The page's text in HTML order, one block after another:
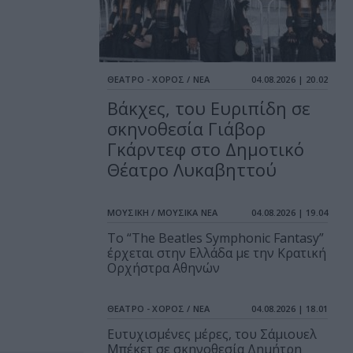
ΘΕΑΤΡΟ - ΧΟΡΟΣ / ΝΕΑ 04.08.2026 | 20.02
Βάκχες, του Ευριπίδη σε
σκηνοθεσία Γιάβορ
Γκάρντεφ στο Δημοτικό
Θέατρο Λυκαβηττού
ΜΟΥΣΙΚΗ / ΜΟΥΣΙΚΑ ΝΕΑ 04.08.2026 | 19.04
Το “The Beatles Symphonic Fantasy”
έρχεται στην Ελλάδα με την Κρατική
Ορχήστρα Αθηνών
ΘΕΑΤΡΟ - ΧΟΡΟΣ / ΝΕΑ 04.08.2026 | 18.01
Ευτυχισμένες μέρες, του Σάμιουελ
Μπέκετ σε σκηνοθεσία Δημήτρη